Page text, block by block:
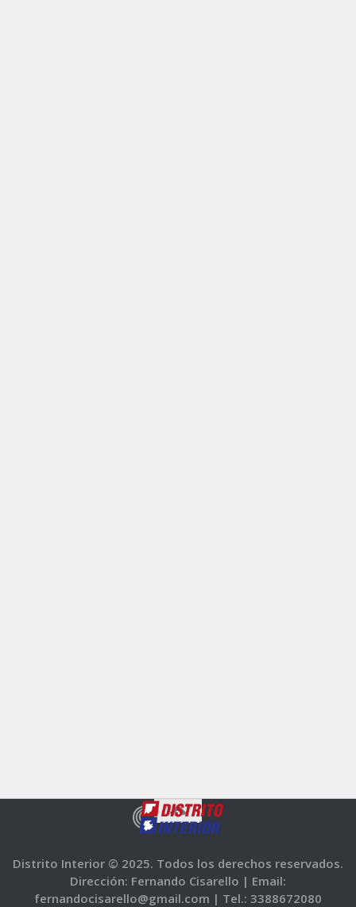
Distrito Interior © 2025. Todos los derechos reservados.
Dirección: Fernando Cisarello | Email:
fernandocisarello@gmail.com | Tel.: 3388672080